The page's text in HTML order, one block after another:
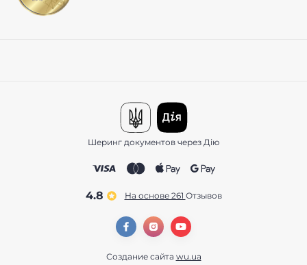
Шеринг документов через Дію
4.8 На основе 261 отзывов
Создание сайта wu.ua